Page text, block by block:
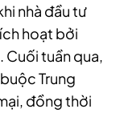
nhà đầu tư
hoạt bởi
Cuối tuần qua,
Trung
đồng thời